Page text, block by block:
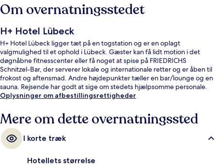
Om overnatningsstedet
H+ Hotel Lübeck
H+ Hotel Lübeck ligger tæt på en togstation og er en oplagt
valgmulighed til et ophold i Lübeck. Gæster kan få lidt motion i det
døgnåbne fitnesscenter eller få noget at spise på FRIEDRICHS
Schnitzel-Bar, der serverer lokale og internationale retter og er åben til
frokost og aftensmad. Andre højdepunkter tæller en bar/lounge og en
sauna. Rejsende har godt at sige om stedets hjælpsomme personale.
Oplysninger om afbestillingsrettigheder
Mere om dette overnatningssted
I korte træk
Hotellets størrelse